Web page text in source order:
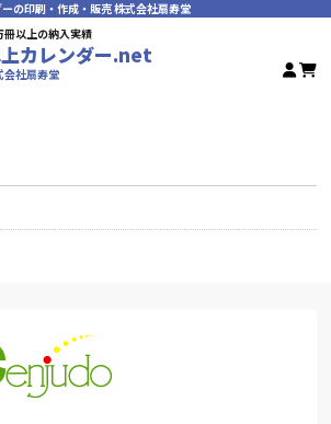
の印刷・作成・販売 株式会社扇寿堂
以上の納入実績
カレンダー.net
会社扇寿堂